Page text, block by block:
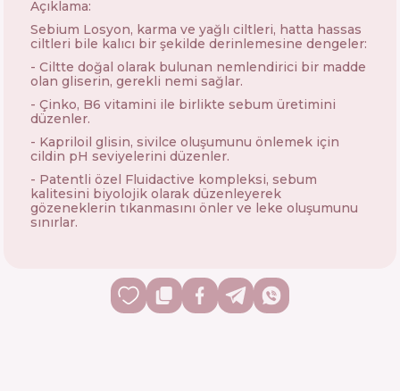
Açıklama:
Sebium Losyon, karma ve yağlı ciltleri, hatta hassas
ciltleri bile kalıcı bir şekilde derinlemesine dengeler:
- Ciltte doğal olarak bulunan nemlendirici bir madde
olan gliserin, gerekli nemi sağlar.
- Çinko, B6 vitamini ile birlikte sebum üretimini
düzenler.
- Kapriloil glisin, sivilce oluşumunu önlemek için
cildin pH seviyelerini düzenler.
- Patentli özel Fluidactive kompleksi, sebum
kalitesini biyolojik olarak düzenleyerek
gözeneklerin tıkanmasını önler ve leke oluşumunu
sınırlar.